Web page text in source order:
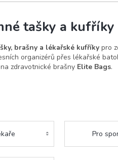
tašky a kufříky
brašny a lékařské kufříky pro
organizérů přes lékařské
zdravotnické brašny Elite Bags.
Pro